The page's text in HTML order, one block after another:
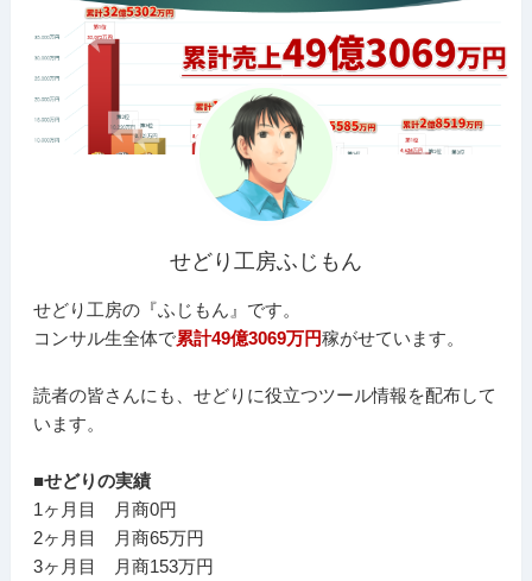
せどり工房ふじもん
せどり工房の『ふじもん』です。
コンサル生全体で累計49億3069万円稼がせています。
読者の皆さんにも、せどりに役立つツール情報を配布して
います。
■せどりの実績
1ヶ月目 月商0円
2ヶ月目 月商65万円
3ヶ月目 月商153万円